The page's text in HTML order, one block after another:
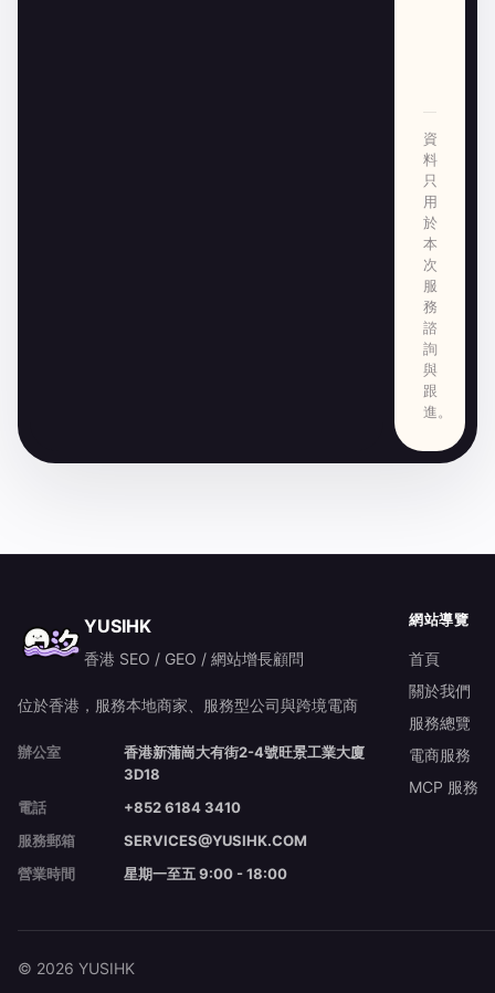
資
料
只
用
於
本
次
服
務
諮
詢
與
跟
進。
YUSIHK
香港 SEO / GEO / 網站增長顧問
位於香港，服務本地商家、服務型公司與跨境電商
辦公室
香港新蒲崗大有街2-4號旺景工業大廈
3D18
電話
+852 6184 3410
服務郵箱
SERVICES@YUSIHK.COM
營業時間
星期一至五 9:00 - 18:00
網站導覽
首頁
關於我們
服務總覽
電商服務
MCP 服務
© 2026 YUSIHK